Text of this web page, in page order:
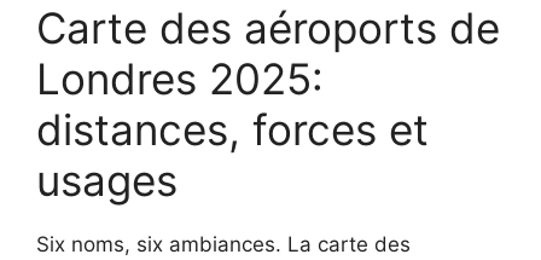
Carte des aéroports de
Londres 2025:
distances, forces et
usages
Six noms, six ambiances. La carte des